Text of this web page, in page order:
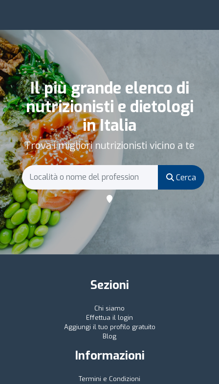
Il più grande elenco di
nutrizionisti e dietologi
in Italia
Trova i migliori nutrizionisti vicino a te
Cerca
Sezioni
Chi siamo
Effettua il login
Aggiungi il tuo profilo gratuito
Blog
Informazioni
Termini e Condizioni